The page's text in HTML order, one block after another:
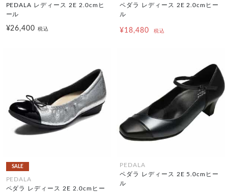
PEDALA レディース 2E 2.0cmヒ
ール
¥26,400税込
ペダラ レディース 2E 2.0cmヒー
ル
¥18,480 税込
SALE
PEDALA
ペダラ レディース 2E 2.0cmヒー
PEDALA
ペダラ レディース 2E 5.0cmヒー
ル